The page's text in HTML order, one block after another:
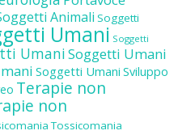
Animali Soggetti
Umani Soggetti
UmaniSoggetti Umani
Soggetti Umani Sviluppo
Terapie non
non
Tossicomania